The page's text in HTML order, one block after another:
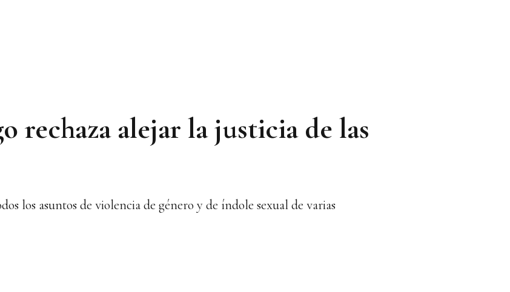
rechaza alejar la justicia de las
los asuntos de violencia de género y de índole sexual de varias